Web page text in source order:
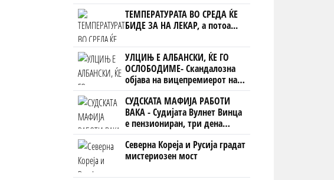
ТЕМПЕРАТУРАТА ВО СРЕДА ЌЕ
БИДЕ ЗА НА ЛЕКАР, а потоа...
УЛЦИЊ Е АЛБАНСКИ, ЌЕ ГО
ОСЛОБОДИМЕ- Скандалозна
објава на вицепремиерот на
Црна Гора
СУДСКАТА МАФИЈА РАБОТИ
ВАКА - Судијата Вулнет Винца
е пензиониран, три дена
откако му го врати пасошот
на бизнисменот Марковски
Северна Кореја и Русија градат
мистериозен мост